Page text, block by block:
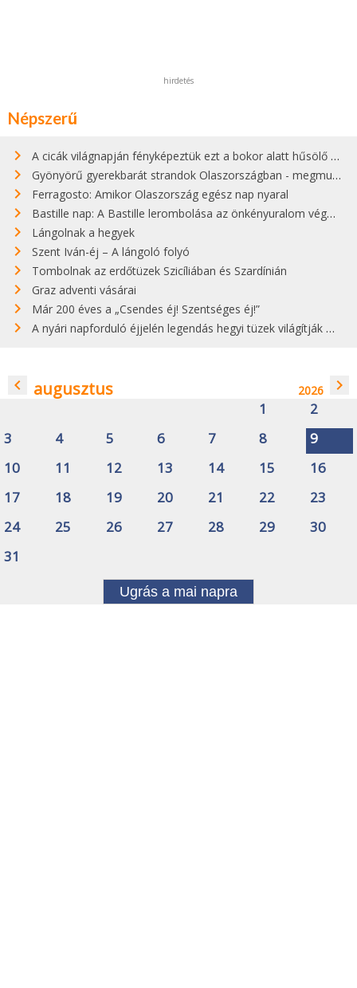
hirdetés
Népszerű
A cicák világnapján fényképeztük ezt a bokor alatt hűsölő cicát Kisorosziban
Gyönyörű gyerekbarát strandok Olaszországban - megmutatjuk a 15 legjobbat
Ferragosto: Amikor Olaszország egész nap nyaral
Bastille nap: A Bastille lerombolása az önkényuralom végét jelentette
Lángolnak a hegyek
Szent Iván-éj – A lángoló folyó
Tombolnak az erdőtüzek Szicíliában és Szardínián
Graz adventi vásárai
Már 200 éves a „Csendes éj! Szentséges éj!”
A nyári napforduló éjjelén legendás hegyi tüzek világítják meg Zugspitzét
navigate_before augusztus 2026 navigate_next
1
2
3
4 5 6 7 8
9
10
11 12 13 14 15
16
17
18 19 20 21 22
23
24
25 26 27 28 29
30
31
Ugrás a mai napra